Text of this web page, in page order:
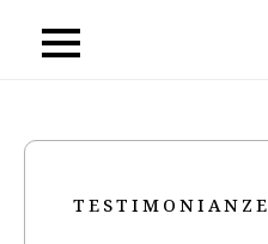
TESTIMONIANZE